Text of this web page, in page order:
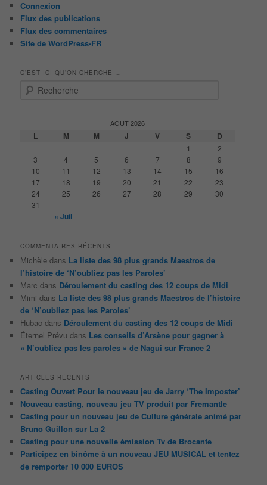
Connexion
Flux des publications
Flux des commentaires
Site de WordPress-FR
C’EST ICI QU’ON CHERCHE …
AOÛT 2026
L M M J V S D
1
2
3
4 5 6 7 8
9
10
11 12 13 14 15
16
17
18 19 20 21 22
23
24
25 26 27 28 29
30
31
« Juil
COMMENTAIRES RÉCENTS
Michèle dans La liste des 98 plus grands Maestros de
l’histoire de ‘N’oubliez pas les Paroles’
Marc dans Déroulement du casting des 12 coups de Midi
Mimi dans La liste des 98 plus grands Maestros de l’histoire
de ‘N’oubliez pas les Paroles’
Hubac dans Déroulement du casting des 12 coups de Midi
Éternel Prévu dans Les conseils d’Arsène pour gagner à
« N’oubliez pas les paroles » de Nagui sur France 2
ARTICLES RÉCENTS
Casting Ouvert Pour le nouveau jeu de Jarry ‘The Imposter’
Nouveau casting, nouveau jeu TV produit par Fremantle
Casting pour un nouveau jeu de Culture générale animé par
Bruno Guillon sur La 2
Casting pour une nouvelle émission Tv de Brocante
Participez en binôme à un nouveau JEU MUSICAL et tentez
de remporter 10 000 EUROS